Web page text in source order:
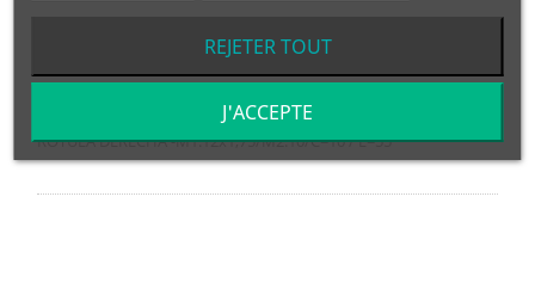
RÓTULA DERECHA -M1:12x1,75/M2:10/C=10 / L=55
REJETER TOUT
J'ACCEPTE